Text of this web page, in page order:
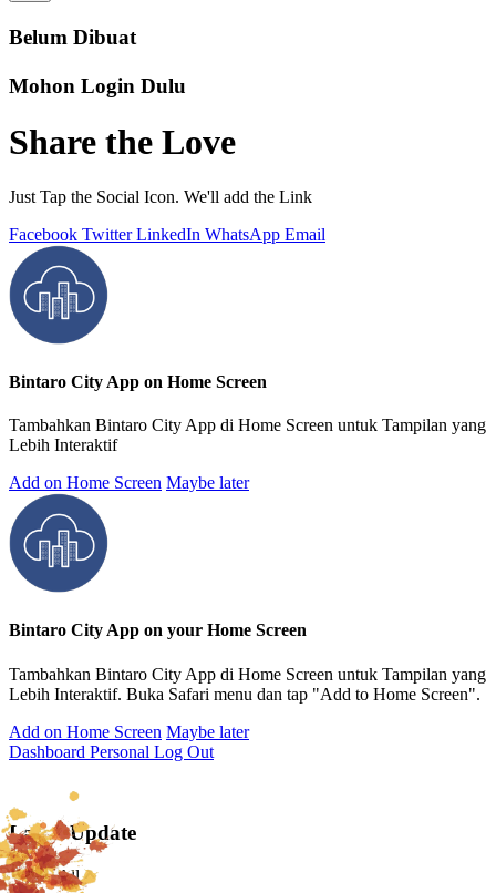
Belum Dibuat
Mohon Login Dulu
Share the Love
Just Tap the Social Icon. We'll add the Link
Facebook Twitter LinkedIn WhatsApp Email
Bintaro City App on Home Screen
Tambahkan Bintaro City App di Home Screen untuk Tampilan yang
Lebih Interaktif
Add on Home Screen Maybe later
Bintaro City App on your Home Screen
Tambahkan Bintaro City App di Home Screen untuk Tampilan yang
Lebih Interaktif. Buka Safari menu dan tap "Add to Home Screen".
Add on Home Screen Maybe later
Dashboard Personal Log Out
Latest Update
Delete All